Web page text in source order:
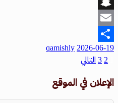
Snapchat
Email
Share
2026-06-19
qamishly
2
3 التالي
الإعلان في الموقع